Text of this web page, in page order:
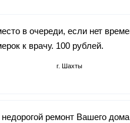
в очереди, если нет
к врачу. 100 рублей.
г. Шахты
ремонт Вашего